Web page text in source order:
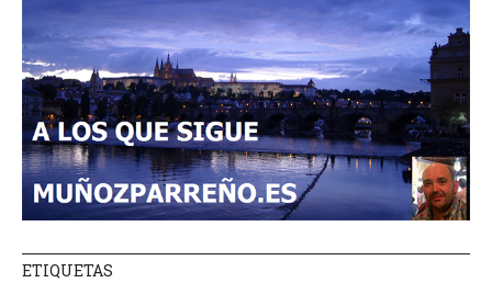
ETIQUETAS